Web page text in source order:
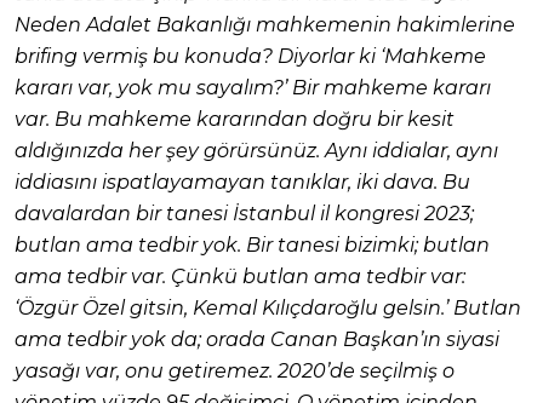
Neden Adalet Bakanlığı mahkemenin hakimlerine
brifing vermiş bu konuda? Diyorlar ki ‘Mahkeme
kararı var, yok mu sayalım?’ Bir mahkeme kararı
var. Bu mahkeme kararından doğru bir kesit
aldığınızda her şey görürsünüz. Aynı iddialar, aynı
iddiasını ispatlayamayan tanıklar, iki dava. Bu
davalardan bir tanesi İstanbul il kongresi 2023;
butlan ama tedbir yok. Bir tanesi bizimki; butlan
ama tedbir var. Çünkü butlan ama tedbir var:
‘Özgür Özel gitsin, Kemal Kılıçdaroğlu gelsin.’ Butlan
ama tedbir yok da; orada Canan Başkan’ın siyasi
yasağı var, onu getiremez. 2020’de seçilmiş o